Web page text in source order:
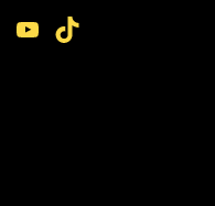
YouTube TikTok